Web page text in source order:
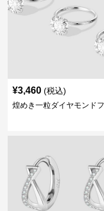
¥3,460 (税込)
煌めき一粒ダイヤモンド